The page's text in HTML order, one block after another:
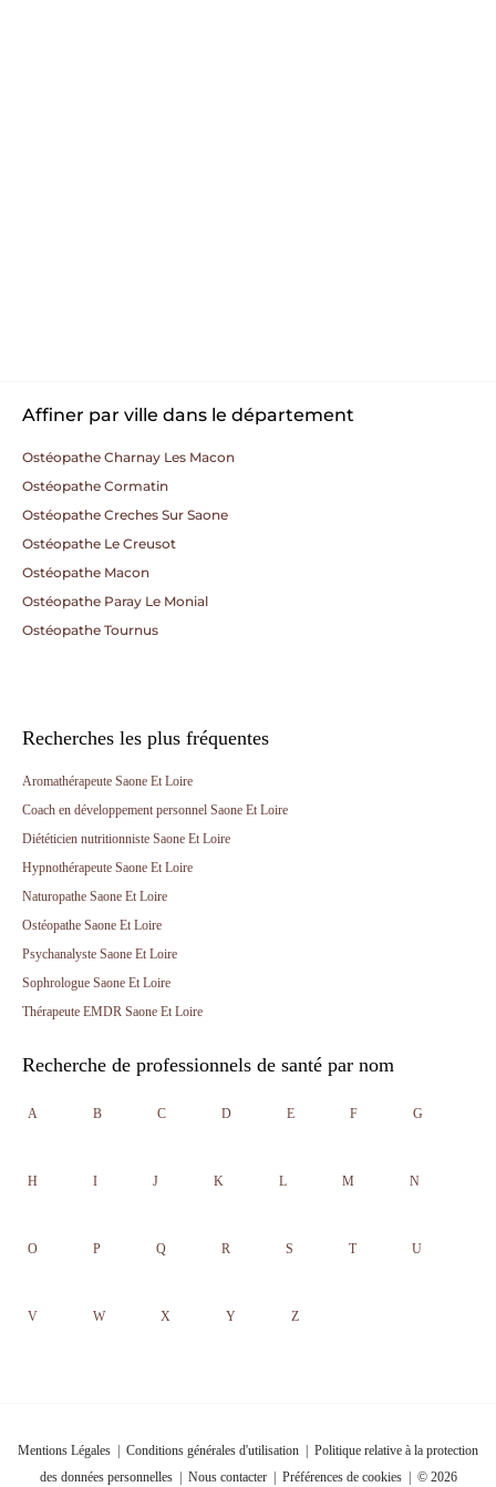
Affiner par ville dans le département
Ostéopathe Charnay Les Macon
Ostéopathe Cormatin
Ostéopathe Creches Sur Saone
Ostéopathe Le Creusot
Ostéopathe Macon
Ostéopathe Paray Le Monial
Ostéopathe Tournus
Recherches les plus fréquentes
Aromathérapeute Saone Et Loire
Coach en développement personnel Saone Et Loire
Diététicien nutritionniste Saone Et Loire
Hypnothérapeute Saone Et Loire
Naturopathe Saone Et Loire
Ostéopathe Saone Et Loire
Psychanalyste Saone Et Loire
Sophrologue Saone Et Loire
Thérapeute EMDR Saone Et Loire
Recherche de professionnels de santé par nom
A B C D E F G
H I J K L M N
O P Q R S T U
V W X Y Z
Mentions Légales Conditions générales d'utilisation
Politique relative à la protection
des données personnelles| Nous contacter| Préférences de cookies| © 2026